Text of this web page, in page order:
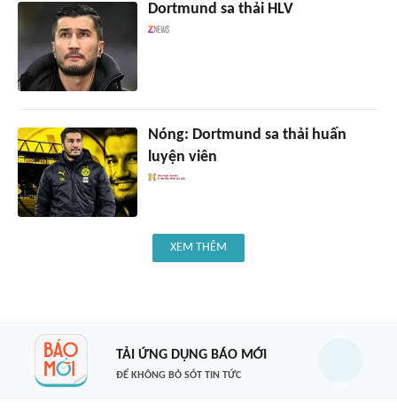
Dortmund sa thải HLV
Nóng: Dortmund sa thải huấn
luyện viên
XEM THÊM
TẢI ỨNG DỤNG BÁO MỚI
ĐỂ KHÔNG BỎ SÓT TIN TỨC